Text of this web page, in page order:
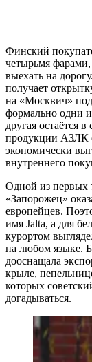
Финский
четырьмя
выехать на
получает
на «Москвич»
формально одни и
другая остаётся
продукции АЗЛК
экономически
внутреннего
Одной из первых
«Запорожец»
европейцев.
имя Jalta, а для
курортом
на любом языке.
дооснащала
крыле,
которых
догадываться.